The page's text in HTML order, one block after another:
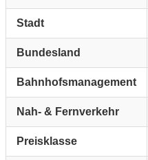
Stadt
Bundesland
Bahnhofsmanagement
Nah- & Fernverkehr
Preisklasse